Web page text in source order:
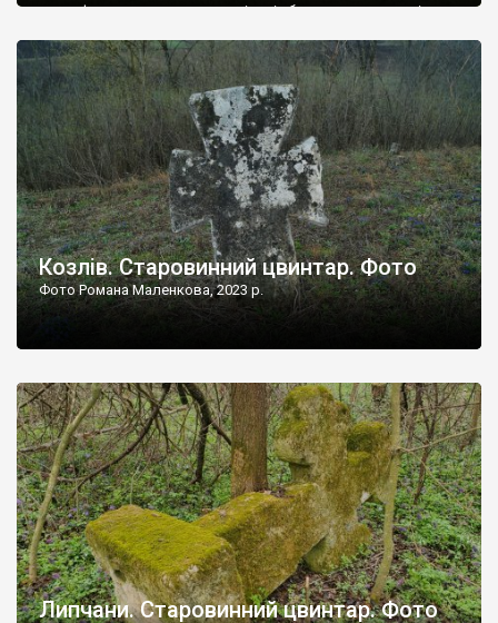
рельєфне пано, яке показує жінку і яблуню, а трохи далі, десь
не видно, але видно дві стареньких колії у траві – […]
Козлів. Старовинний цвинтар. Фото
Фото Романа Маленкова, 2023 р.
Липчани. Старовинний цвинтар. Фото